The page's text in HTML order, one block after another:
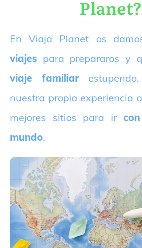
Planet?
En Viaja Planet os
viajes para prepararos y
viaje familiar
nuestra propia experiencia
mejores sitios para ir
mundo.